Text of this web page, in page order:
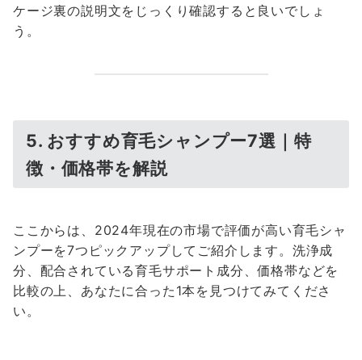
ケージ裏の説明文をじっくり確認すると良いでしょ
う。
5. おすすめ育毛シャンプー7選｜特
徴・価格帯を解説
ここからは、2024年現在の市場で評価が高い育毛シャ
ンプーを7つピックアップしてご紹介します。洗浄成
分、配合されている育毛サポート成分、価格帯などを
比較の上、あなたに合った1本を見つけてみてくださ
い。